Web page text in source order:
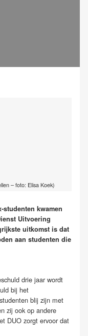
– foto: Elisa Koek)
studenten kwamen
Uitvoering
uitkomst is dat
aan studenten die
drie jaar wordt
bij het
blij zijn met
zij ook op andere
DUO zorgt ervoor dat